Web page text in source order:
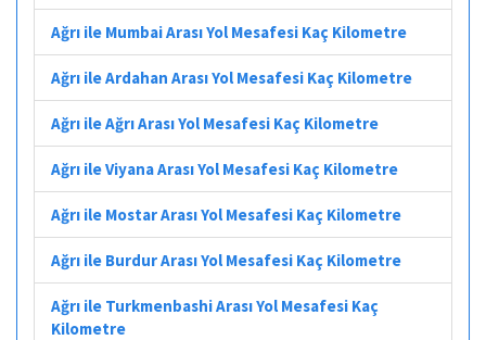
Ağrı ile Mumbai Arası Yol Mesafesi Kaç Kilometre
Ağrı ile Ardahan Arası Yol Mesafesi Kaç Kilometre
Ağrı ile Ağrı Arası Yol Mesafesi Kaç Kilometre
Ağrı ile Viyana Arası Yol Mesafesi Kaç Kilometre
Ağrı ile Mostar Arası Yol Mesafesi Kaç Kilometre
Ağrı ile Burdur Arası Yol Mesafesi Kaç Kilometre
Ağrı ile Turkmenbashi Arası Yol Mesafesi Kaç
Kilometre